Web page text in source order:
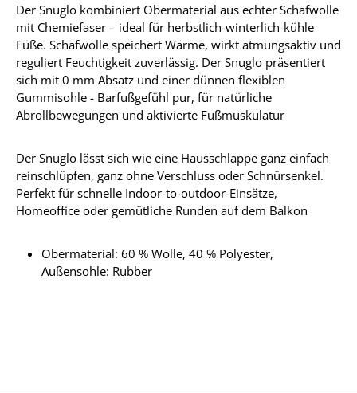
Der Snuglo kombiniert Obermaterial aus echter Schafwolle
mit Chemiefaser – ideal für herbstlich-winterlich-kühle
Füße. Schafwolle speichert Wärme, wirkt atmungsaktiv und
reguliert Feuchtigkeit zuverlässig. Der Snuglo präsentiert
sich mit 0 mm Absatz und einer dünnen flexiblen
Gummisohle - Barfußgefühl pur, für natürliche
Abrollbewegungen und aktivierte Fußmuskulatur
Der Snuglo lässt sich wie eine Hausschlappe ganz einfach
reinschlüpfen, ganz ohne Verschluss oder Schnürsenkel.
Perfekt für schnelle Indoor-to-outdoor-Einsätze,
Homeoffice oder gemütliche Runden auf dem Balkon
Obermaterial: 60 % Wolle, 40 % Polyester,
Außensohle: Rubber